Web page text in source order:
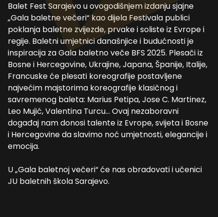
Balet Fest Sarajevo u ovogodišnjem izdanju sjajne
„Gala baletne večeri“ kao dijela Festivala publici
poklanja baletne zvijezde, prvake i soliste iz Evrope i
regije. Baletni umjetnici današnjice i budućnosti je
inspiracija za Gala baletno veče BFS 2025. Plesači iz
Bosne i Hercegovine, Ukrajine, Japana, Španije, Italije,
Francuske će plesati koreografije postavljene
najvećim majstorima koreografije klasičnog i
savremenog baleta: Marius Petipa, Jose C. Martinez,
Leo Mujić, Valentina Turcu... Ovaj nezaboravni
događaj nam donosi talente iz Evrope, svijeta i Bosne
i Hercegovine da slavimo noć umjetnosti, elegancije i
emocija.
U „Gala baletnoj večeri“ će nas obradovati i učenici
JU baletnih škola Sarajevo.